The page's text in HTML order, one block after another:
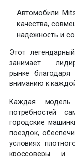
Автомобили
качества,
надежность и
Этот
занимает
рынке
вниманию к
Каждая модель
потребностей
городские
поездок,
условиях
кроссоверы и